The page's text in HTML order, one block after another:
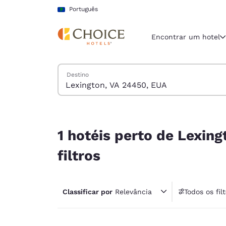
Pular Para Conteúdo Principal
Português
Região e
Américas
América
Encontrar um hotel
Pesquisar hotéis
Destino
1 hotéis perto de
filtros
Classificar por Relevância Todos os
1